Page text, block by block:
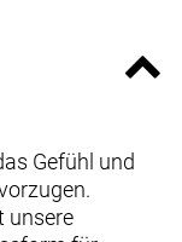
Gefühl und
unsere